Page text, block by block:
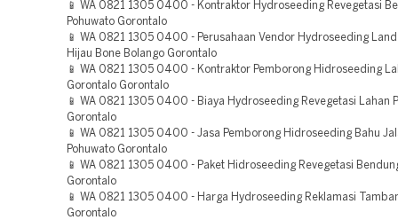
📱 WA 0821 1305 0400 - Kontraktor Hydroseeding Revegetasi
Pohuwato Gorontalo
📱 WA 0821 1305 0400 - Perusahaan Vendor Hydroseeding
Hijau Bone Bolango Gorontalo
📱 WA 0821 1305 0400 - Kontraktor Pemborong Hidroseeding
Gorontalo Gorontalo
📱 WA 0821 1305 0400 - Biaya Hydroseeding Revegetasi Lahan
Gorontalo
📱 WA 0821 1305 0400 - Jasa Pemborong Hidroseeding Bahu
Pohuwato Gorontalo
📱 WA 0821 1305 0400 - Paket Hidroseeding Revegetasi
Gorontalo
📱 WA 0821 1305 0400 - Harga Hydroseeding Reklamasi
Gorontalo